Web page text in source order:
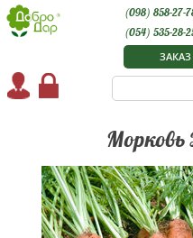
(098) 858-27-
(054) 535-28-
Морковь